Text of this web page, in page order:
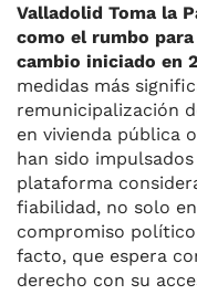
Valladolid Toma la
como el rumbo
cambio iniciado en
medidas más
remunicipalización
en vivienda pública
han sido
plataforma
fiabilidad, no solo
compromiso
facto, que espera
derecho con su